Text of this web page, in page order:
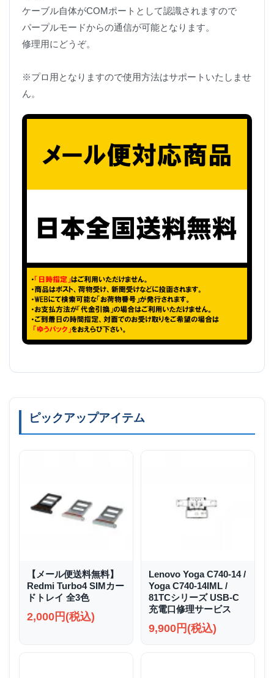
ケーブル自体がCOMポートとして認識されますので
パープルモードからの通信が可能となります。
修理用にどうぞ。
※プロ用となりますので使用方法はサポートいたしませ
ん。
ピックアップアイテム
【メール便送料無料】
Redmi Turbo4 SIMカー
ドトレイ 全3色
2,000円(税込)
Lenovo Yoga C740-14 /
Yoga C740-14IML /
81TCシリーズ USB-C
充電口修理サービス
9,900円(税込)